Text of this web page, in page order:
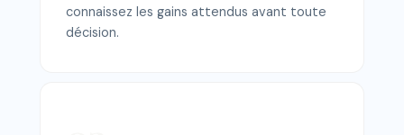
connaissez les gains attendus avant toute
décision.